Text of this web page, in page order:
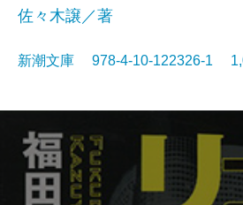
佐々木譲／著
新潮文庫 978-4-10-122326-1